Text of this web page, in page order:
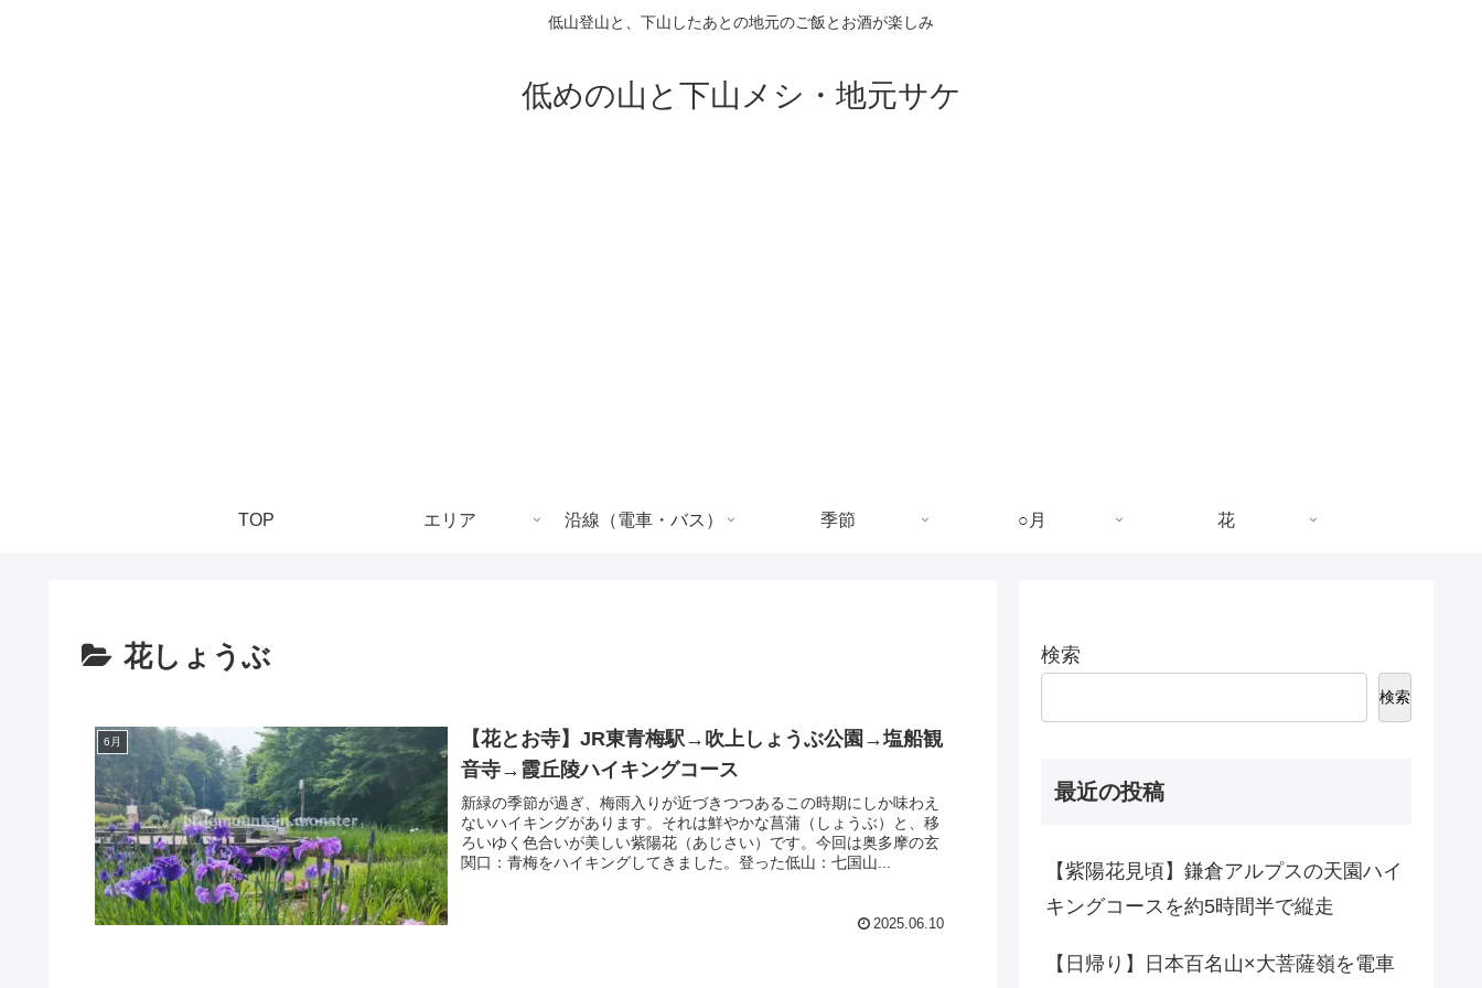
低山登山と、下山したあとの地元のご飯とお酒が楽しみ
低めの山と下山メシ・地元サケ
TOP エリア 沿線（電車・バス） 季節 ○月 花
花しょうぶ
6月
【花とお寺】JR東青梅駅→吹上しょうぶ公園→塩船観
音寺→霞丘陵ハイキングコース
新緑の季節が過ぎ、梅雨入りが近づきつつあるこの時期にしか味わえ
ないハイキングがあります。それは鮮やかな菖蒲（しょうぶ）と、移
ろいゆく色合いが美しい紫陽花（あじさい）です。今回は奥多摩の玄
関口：青梅をハイキングしてきました。登った低山：七国山...
2025.06.10
検索
検索
最近の投稿
【紫陽花見頃】鎌倉アルプスの天園ハイ
キングコースを約5時間半で縦走
【日帰り】日本百名山×大菩薩嶺を電車